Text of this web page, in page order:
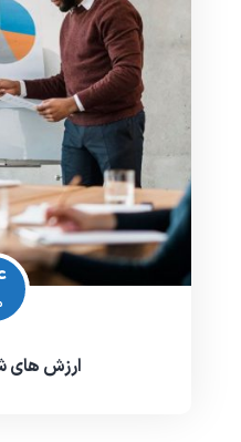
ارزش های